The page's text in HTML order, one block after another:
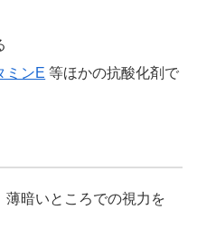
ミンE 等ほかの抗酸化剤で
薄暗いところでの視力を